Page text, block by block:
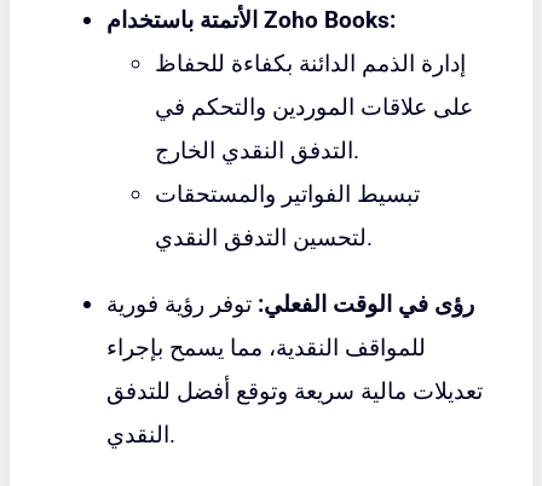
الأتمتة باستخدام Zoho Books:
إدارة الذمم الدائنة بكفاءة للحفاظ
على علاقات الموردين والتحكم في
التدفق النقدي الخارج.
تبسيط الفواتير والمستحقات
لتحسين التدفق النقدي.
رؤى في الوقت الفعلي: توفر رؤية فورية
للمواقف النقدية، مما يسمح بإجراء
تعديلات مالية سريعة وتوقع أفضل للتدفق
النقدي.